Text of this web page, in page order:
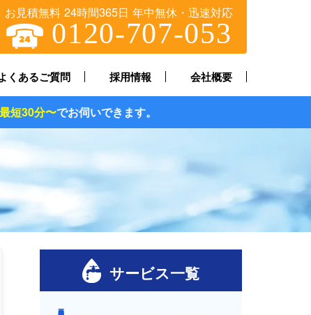
お見積無料 24時間365日 年中無休・迅速対応
0120-707-053
くあるご質問 採用情報 会社概要
ます。
サービス一覧